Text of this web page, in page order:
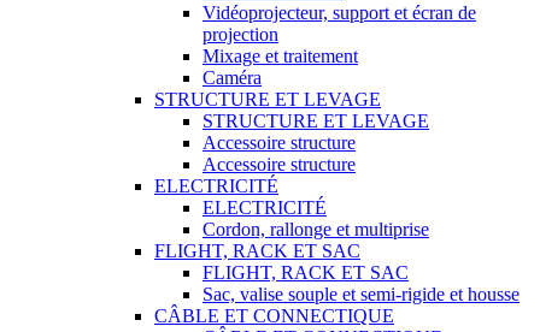
Vidéoprojecteur, support et écran de
projection
Mixage et traitement
Caméra
STRUCTURE ET LEVAGE
STRUCTURE ET LEVAGE
Accessoire structure
Accessoire structure
ELECTRICITÉ
ELECTRICITÉ
Cordon, rallonge et multiprise
FLIGHT, RACK ET SAC
FLIGHT, RACK ET SAC
Sac, valise souple et semi-rigide et housse
CÂBLE ET CONNECTIQUE